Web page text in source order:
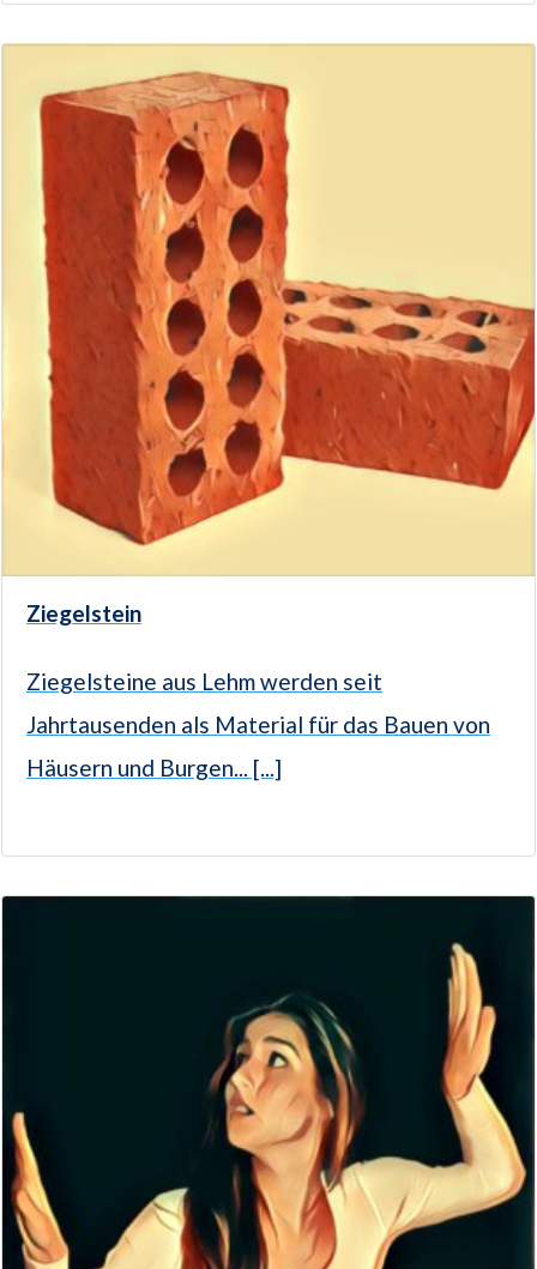
Ziegelstein
Ziegelsteine aus Lehm werden seit
Jahrtausenden als Material für das Bauen von
Häusern und Burgen... [...]